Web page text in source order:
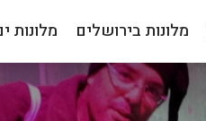
מלונות בירושלים מלונות